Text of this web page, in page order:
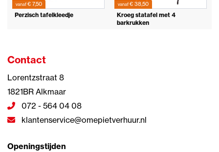
vanaf€ 7,50
Perzisch tafelkleedje
vanaf€ 38,50
Kroeg statafel met 4
barkrukken
Contact
Lorentzstraat 8
1821BR Alkmaar
072 - 564 04 08
klantenservice@omepietverhuur.nl
Openingstijden